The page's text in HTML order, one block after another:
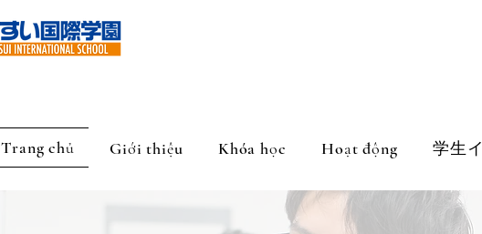
Trang chủ Giới thiệu Khóa học Hoạt động 学生